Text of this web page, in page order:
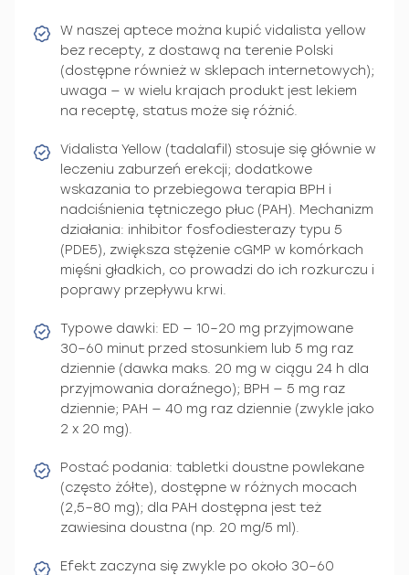
W naszej aptece można kupić vidalista yellow
bez recepty, z dostawą na terenie Polski
(dostępne również w sklepach internetowych);
uwaga — w wielu krajach produkt jest lekiem
na receptę, status może się różnić.
Vidalista Yellow (tadalafil) stosuje się głównie w
leczeniu zaburzeń erekcji; dodatkowe
wskazania to przebiegowa terapia BPH i
nadciśnienia tętniczego płuc (PAH). Mechanizm
działania: inhibitor fosfodiesterazy typu 5
(PDE5), zwiększa stężenie cGMP w komórkach
mięśni gładkich, co prowadzi do ich rozkurczu i
poprawy przepływu krwi.
Typowe dawki: ED — 10–20 mg przyjmowane
30–60 minut przed stosunkiem lub 5 mg raz
dziennie (dawka maks. 20 mg w ciągu 24 h dla
przyjmowania doraźnego); BPH — 5 mg raz
dziennie; PAH — 40 mg raz dziennie (zwykle jako
2 x 20 mg).
Postać podania: tabletki doustne powlekane
(często żółte), dostępne w różnych mocach
(2,5–80 mg); dla PAH dostępna jest też
zawiesina doustna (np. 20 mg/5 ml).
Efekt zaczyna się zwykle po około 30–60